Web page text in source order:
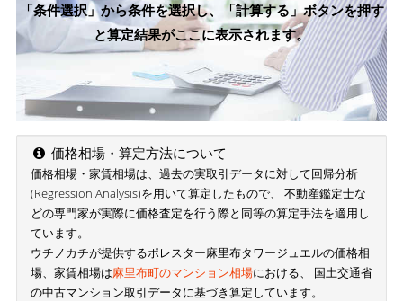
「条件選択」から条件を選択し、「計算する」ボタンを押す
と算定結果がここに表示されます。
価格相場・算定方法について
価格相場・家賃相場は、過去の実取引データに対して回帰分析
(Regression Analysis)を用いて算定したもので、 不動産鑑定士な
どの専門家が実際に価格査定を行う際と同等の算定手法を適用し
ています。
ウチノカチが提供するポレスター麻里布タワージュエルの価格相
場、家賃相場は麻里布町のマンション相場における、 国土交通省
の中古マンション取引データに基づき算定しています。